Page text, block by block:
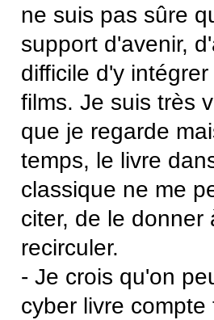
ne suis pas sûre
support d'avenir,
difficile d'y
films. Je suis très
que je regarde
temps, le livre
classique ne me
citer, de le donner
recirculer.
- Je crois qu'on
cyber livre